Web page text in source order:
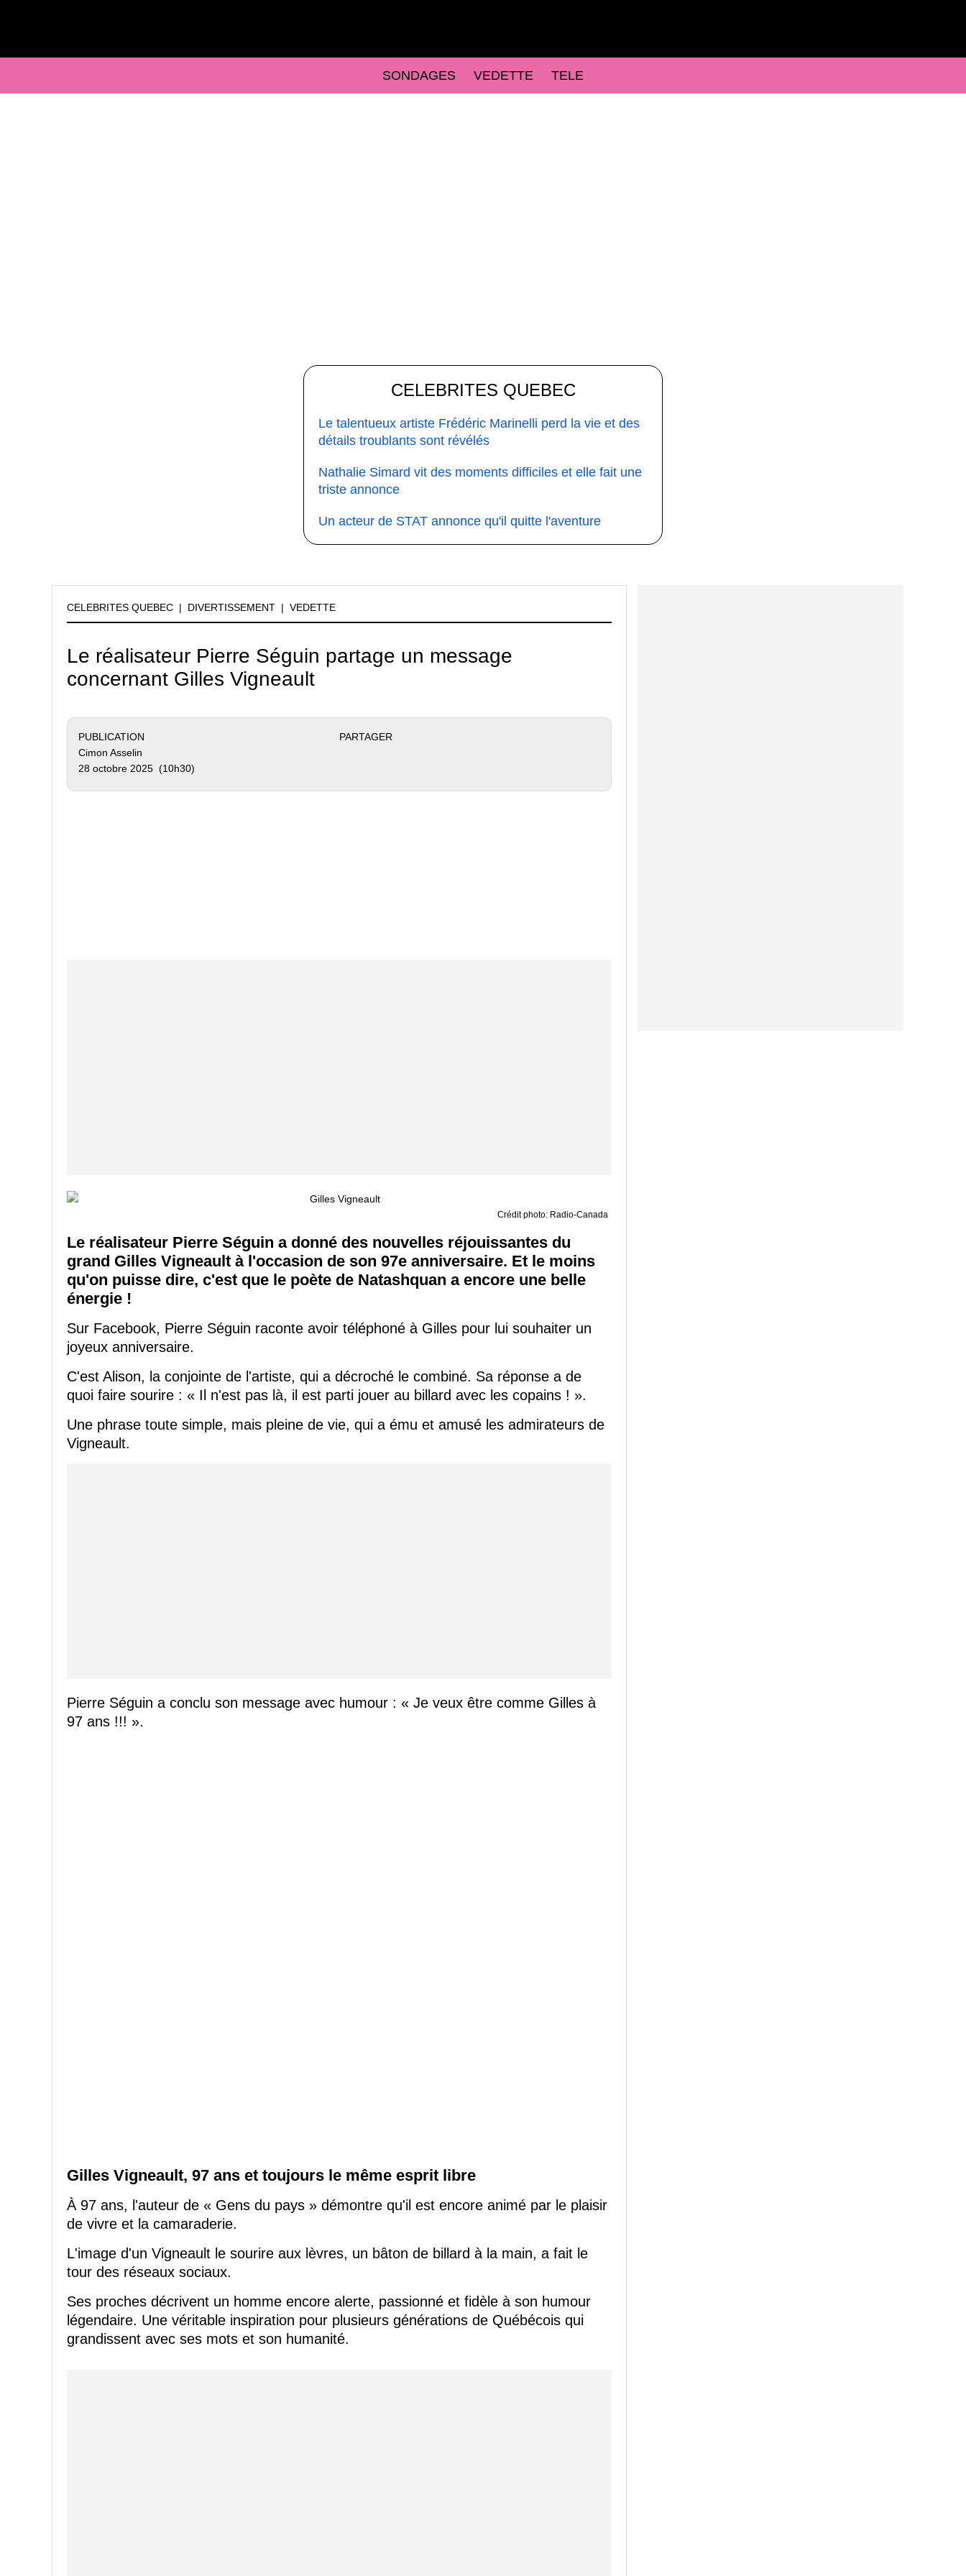
SONDAGES VEDETTE TELE
CELEBRITES QUEBEC
Le talentueux artiste Frédéric Marinelli perd la vie et des
détails troublants sont révélés
Nathalie Simard vit des moments difficiles et elle fait une
triste annonce
Un acteur de STAT annonce qu'il quitte l'aventure
CELEBRITES QUEBEC | DIVERTISSEMENT | VEDETTE
Le réalisateur Pierre Séguin partage un message
concernant Gilles Vigneault
PUBLICATION
Cimon Asselin
28 octobre 2025 (10h30)
PARTAGER
Crédit photo: Radio-Canada
Le réalisateur Pierre Séguin a donné des nouvelles réjouissantes du
grand Gilles Vigneault à l'occasion de son 97e anniversaire. Et le moins
qu'on puisse dire, c'est que le poète de Natashquan a encore une belle
énergie !
Sur Facebook, Pierre Séguin raconte avoir téléphoné à Gilles pour lui souhaiter un
joyeux anniversaire.
C'est Alison, la conjointe de l'artiste, qui a décroché le combiné. Sa réponse a de
quoi faire sourire : « Il n'est pas là, il est parti jouer au billard avec les copains ! ».
Une phrase toute simple, mais pleine de vie, qui a ému et amusé les admirateurs de
Vigneault.
Pierre Séguin a conclu son message avec humour : « Je veux être comme Gilles à
97 ans !!! ».
Gilles Vigneault, 97 ans et toujours le même esprit libre
À 97 ans, l'auteur de « Gens du pays » démontre qu'il est encore animé par le plaisir
de vivre et la camaraderie.
L'image d'un Vigneault le sourire aux lèvres, un bâton de billard à la main, a fait le
tour des réseaux sociaux.
Ses proches décrivent un homme encore alerte, passionné et fidèle à son humour
légendaire. Une véritable inspiration pour plusieurs générations de Québécois qui
grandissent avec ses mots et son humanité.